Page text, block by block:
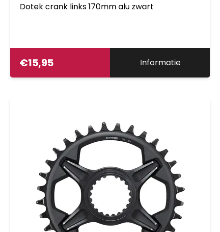
Dotek crank links 170mm alu zwart
€15,95 Informatie